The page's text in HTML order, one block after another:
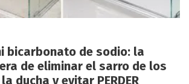
bicarbonato de sodio: la
de eliminar el sarro de los
ducha y evitar PERDER